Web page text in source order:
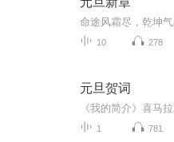
10 278
元旦贺词
1 781